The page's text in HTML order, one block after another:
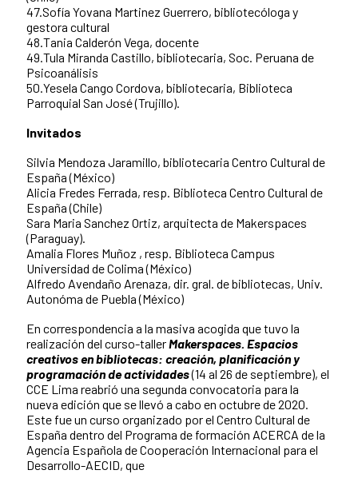
47.Sofía Yovana Martinez Guerrero, bibliotecóloga y
gestora cultural
48.Tania Calderón Vega, docente
49.Tula Miranda Castillo, bibliotecaria, Soc. Peruana de
Psicoanálisis
50.Yesela Cango Cordova, bibliotecaria, Biblioteca
Parroquial San José (Trujillo).
Invitados
Silvia Mendoza Jaramillo, bibliotecaria Centro Cultural de
España (México)
Alicia Fredes Ferrada, resp. Biblioteca Centro Cultural de
España (Chile)
Sara Maria Sanchez Ortiz, arquitecta de Makerspaces
(Paraguay).
Amalia Flores Muñoz , resp. Biblioteca Campus
Universidad de Colima (México)
Alfredo Avendaño Arenaza, dir. gral. de bibliotecas, Univ.
Autonóma de Puebla (México)
En correspondencia a la masiva acogida que tuvo la
realización del curso-tallerMakerspaces. Espacios
creativos en bibliotecas: creación, planificación y
programación de actividades(14 al 26 de septiembre), el
CCE Lima reabrió una segunda convocatoria para la
nueva edición que se llevó a cabo en octubre de 2020.
Este fue un curso organizado por el Centro Cultural de
España dentro del Programa de formación ACERCA de la
Agencia Española de Cooperación Internacional para el
Desarrollo-AECID, que